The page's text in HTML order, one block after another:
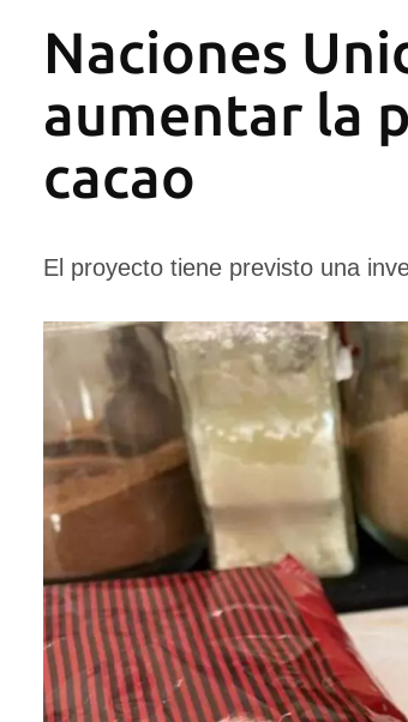
Naciones
aumentar la
cacao
El proyecto tiene previsto una